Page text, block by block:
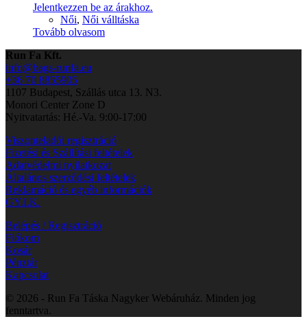
Jelentkezzen be az árakhoz.
Női, Női válltáska
Tovább olvasom
Run Fa Kft.
info@bags-runfa.eu
+36 70 8855905
1107 Budapest, Szállás utca 13. N3.
Monori Center Zone D
Nyitvatartás: Hé.-Va. 9:00-17:00
Viszonteladói regisztráció
Fizetési és Szállítási feltételek
Adatvédelmi nyilatkozat
Általános szerződési feltételek
Reklamáció és egyéb információk
GY.I.K.
Belépés / Regisztráció
Fiókom
Kosár
Pénztár
Kapcsolat
© 2026 - Run Fa Táska Nagyker Webáruház. Minden jog
fenntartva.